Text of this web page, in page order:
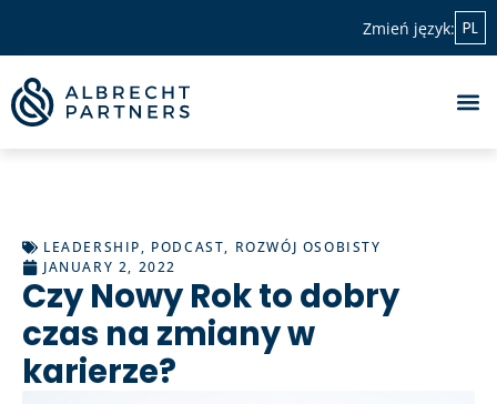
Zmień język: PL
LEADERSHIP, PODCAST, ROZWÓJ OSOBISTY
JANUARY 2, 2022
Czy Nowy Rok to dobry
czas na zmiany w
karierze?